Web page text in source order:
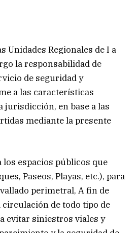
Unidades Regionales de I a
la responsabilidad de
de seguridad y
a las características
jurisdicción, en base a las
mediante la presente
los espacios públicos que
Paseos, Playas, etc.), para
perimetral, A fin de
circulación de todo tipo de
evitar siniestros viales y